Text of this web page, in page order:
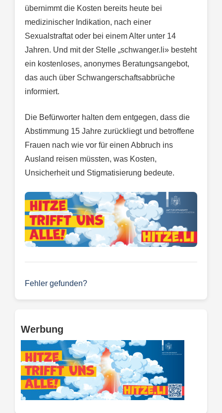
übernimmt die Kosten bereits heute bei
medizinischer Indikation, nach einer
Sexualstraftat oder bei einem Alter unter 14
Jahren. Und mit der Stelle „schwanger.li» besteht
ein kostenloses, anonymes Beratungsangebot,
das auch über Schwangerschaftsabbrüche
informiert.
Die Befürworter halten dem entgegen, dass die
Abstimmung 15 Jahre zurückliegt und betroffene
Frauen nach wie vor für einen Abbruch ins
Ausland reisen müssten, was Kosten,
Unsicherheit und Stigmatisierung bedeute.
Fehler gefunden?
Werbung